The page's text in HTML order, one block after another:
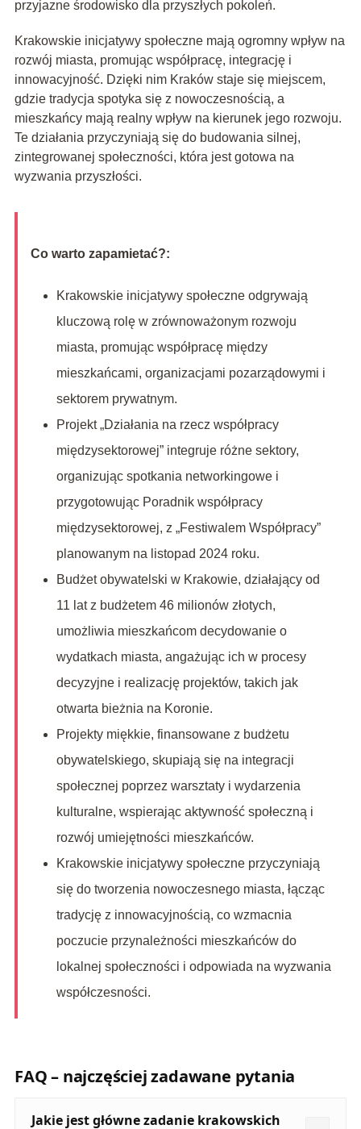
przyjazne środowisko dla przyszłych pokoleń.
Krakowskie inicjatywy społeczne mają ogromny wpływ na
rozwój miasta, promując współpracę, integrację i
innowacyjność. Dzięki nim Kraków staje się miejscem,
gdzie tradycja spotyka się z nowoczesnością, a
mieszkańcy mają realny wpływ na kierunek jego rozwoju.
Te działania przyczyniają się do budowania silnej,
zintegrowanej społeczności, która jest gotowa na
wyzwania przyszłości.
Co warto zapamietać?:
Krakowskie inicjatywy społeczne odgrywają
kluczową rolę w zrównoważonym rozwoju
miasta, promując współpracę między
mieszkańcami, organizacjami pozarządowymi i
sektorem prywatnym.
Projekt „Działania na rzecz współpracy
międzysektorowej” integruje różne sektory,
organizując spotkania networkingowe i
przygotowując Poradnik współpracy
międzysektorowej, z „Festiwalem Współpracy”
planowanym na listopad 2024 roku.
Budżet obywatelski w Krakowie, działający od
11 lat z budżetem 46 milionów złotych,
umożliwia mieszkańcom decydowanie o
wydatkach miasta, angażując ich w procesy
decyzyjne i realizację projektów, takich jak
otwarta bieżnia na Koronie.
Projekty miękkie, finansowane z budżetu
obywatelskiego, skupiają się na integracji
społecznej poprzez warsztaty i wydarzenia
kulturalne, wspierając aktywność społeczną i
rozwój umiejętności mieszkańców.
Krakowskie inicjatywy społeczne przyczyniają
się do tworzenia nowoczesnego miasta, łącząc
tradycję z innowacyjnością, co wzmacnia
poczucie przynależności mieszkańców do
lokalnej społeczności i odpowiada na wyzwania
współczesności.
FAQ – najczęściej zadawane pytania
Jakie jest główne zadanie krakowskich